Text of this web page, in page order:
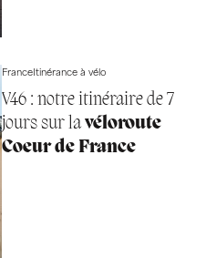
FranceItinérance à vélo
V46 : notre itinéraire de 7
jours sur lavéloroute
Coeur de France